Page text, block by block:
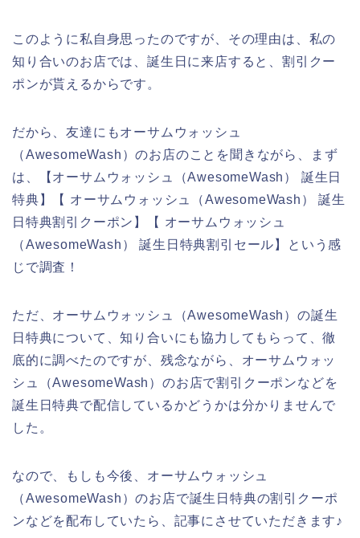
このように私自身思ったのですが、その理由は、私の
知り合いのお店では、誕生日に来店すると、割引クー
ポンが貰えるからです。
だから、友達にもオーサムウォッシュ
（AwesomeWash）のお店のことを聞きながら、まず
は、【オーサムウォッシュ（AwesomeWash） 誕生日
特典】【 オーサムウォッシュ（AwesomeWash） 誕生
日特典割引クーポン】【 オーサムウォッシュ
（AwesomeWash） 誕生日特典割引セール】という感
じで調査！
ただ、オーサムウォッシュ（AwesomeWash）の誕生
日特典について、知り合いにも協力してもらって、徹
底的に調べたのですが、残念ながら、オーサムウォッ
シュ（AwesomeWash）のお店で割引クーポンなどを
誕生日特典で配信しているかどうかは分かりませんで
した。
なので、もしも今後、オーサムウォッシュ
（AwesomeWash）のお店で誕生日特典の割引クーポ
ンなどを配布していたら、記事にさせていただきます♪